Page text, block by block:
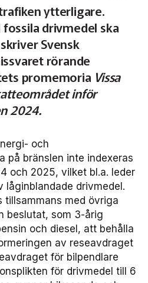
Buss
Serviceresor
2026
2025
2024
till transportsektorns klimatmål
In English
Stäng
ytterligare.
drivmedel ska
Svensk
rörande
promemoria Vissa
inför
2024.
och
på bränslen inte indexeras
och 2025, vilket bl.a. leder
låginblandade drivmedel.
tillsammans med övriga
beslutat, som 3-årig
och diesel, att behålla
av reseavdraget
för bilpendlare
för drivmedel till 6